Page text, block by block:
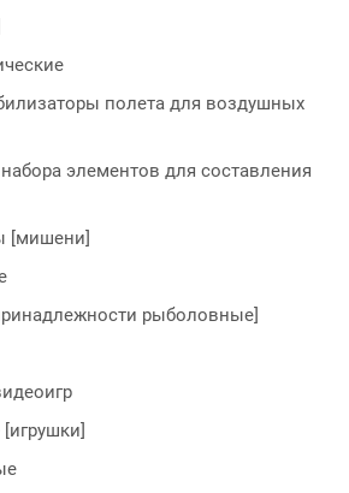
полета для воздушных
элементов для составления
[мишени]
рыболовные]